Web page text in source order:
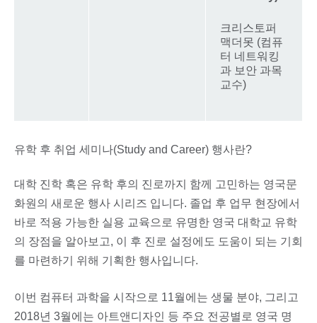
크리스토퍼
맥더못 (컴퓨
터 네트워킹
과 보안 과목
교수)
유학 후 취업 세미나(Study and Career) 행사란?
대학 진학 혹은 유학 후의 진로까지 함께 고민하는 영국문
화원의 새로운 행사 시리즈 입니다. 졸업 후 업무 현장에서
바로 적용 가능한 실용 교육으로 유명한 영국 대학교 유학
의 장점을 알아보고, 이 후 진로 설정에도 도움이 되는 기회
를 마련하기 위해 기획한 행사입니다.
이번 컴퓨터 과학을 시작으로 11월에는 생물 분야, 그리고
2018년 3월에는 아트앤디자인 등 주요 전공별로 영국 명